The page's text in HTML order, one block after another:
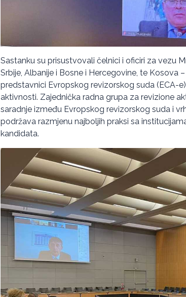
Sastanku su prisustvovali čelnici i oficiri za vezu
Srbije, Albanije i Bosne i Hercegovine, te Kosova
predstavnici Evropskog revizorskog suda (ECA-
aktivnosti. Zajednička radna grupa za revizione
saradnje između Evropskog revizorskog suda i
podržava razmjenu najboljih praksi sa
kandidata.